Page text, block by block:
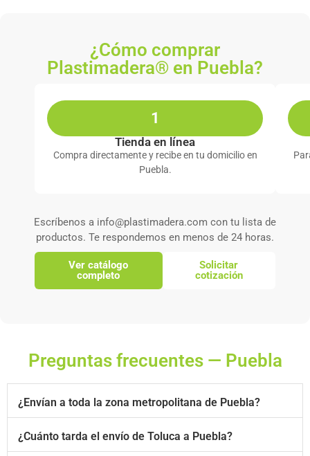
¿Cómo comprar
Plastimadera® en Puebla?
1
Tienda en línea
Compra directamente y recibe en tu domicilio en
Puebla.
Escríbenos a info@plastimadera.com con tu lista de
productos. Te respondemos en menos de 24 horas.
Ver catálogo
completo
Solicitar
cotización
Preguntas frecuentes — Puebla
¿Envían a toda la zona metropolitana de Puebla?
¿Cuánto tarda el envío de Toluca a Puebla?